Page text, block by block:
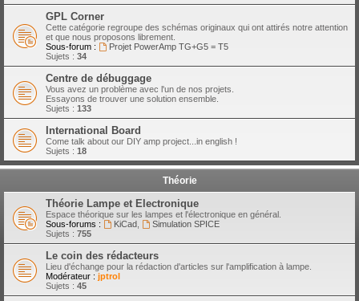
GPL Corner
Cette catégorie regroupe des schémas originaux qui ont attirés notre attention
et que nous proposons librement.
Sous-forum :
Projet PowerAmp TG+G5 = T5
Sujets : 34
Centre de débuggage
Vous avez un problème avec l'un de nos projets.
Essayons de trouver une solution ensemble.
Sujets : 133
International Board
Come talk about our DIY amp project...in english !
Sujets : 18
Théorie
Théorie Lampe et Electronique
Espace théorique sur les lampes et l'électronique en général.
Sous-forums :
KiCad,
Simulation SPICE
Sujets : 755
Le coin des rédacteurs
Lieu d'échange pour la rédaction d'articles sur l'amplification à lampe.
Modérateur : jptrol
Sujets : 45